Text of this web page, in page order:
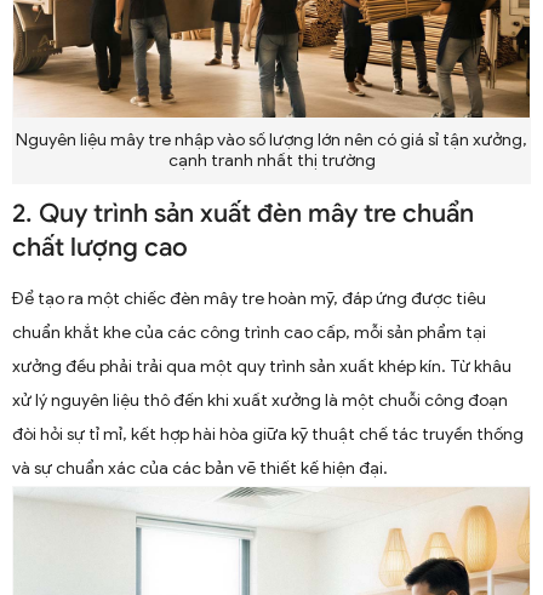
Nguyên liệu mây tre nhập vào số lượng lớn nên có giá sỉ tận xưởng,
cạnh tranh nhất thị trường
2. Quy trình sản xuất đèn mây tre chuẩn
chất lượng cao
Để tạo ra một chiếc đèn mây tre hoàn mỹ, đáp ứng được tiêu
chuẩn khắt khe của các công trình cao cấp, mỗi sản phẩm tại
xưởng đều phải trải qua một quy trình sản xuất khép kín. Từ khâu
xử lý nguyên liệu thô đến khi xuất xưởng là một chuỗi công đoạn
đòi hỏi sự tỉ mỉ, kết hợp hài hòa giữa kỹ thuật chế tác truyền thống
và sự chuẩn xác của các bản vẽ thiết kế hiện đại.